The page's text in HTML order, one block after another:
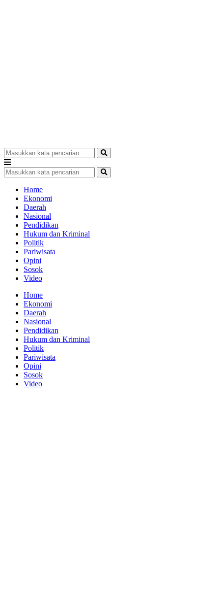
Home
Ekonomi
Daerah
Nasional
Pendidikan
Hukum dan Kriminal
Politik
Pariwisata
Opini
Sosok
Video
Home
Ekonomi
Daerah
Nasional
Pendidikan
Hukum dan Kriminal
Politik
Pariwisata
Opini
Sosok
Video